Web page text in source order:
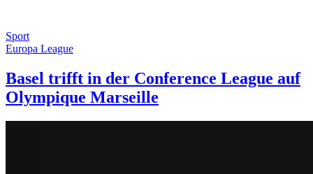
Sport
Europa League
Basel trifft in der Conference League auf
Olympique Marseille